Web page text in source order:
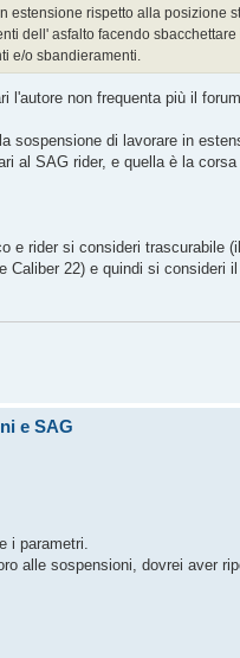
rispetto alla posizione
dell' asfalto facendo
e/o sbandieramenti.
non frequenta più il
sospensione di lavorare in
al SAG rider, e quella è la
e rider si consideri trascurabile
22) e quindi si consideri
e SAG
i parametri.
alle sospensioni, dovrei aver